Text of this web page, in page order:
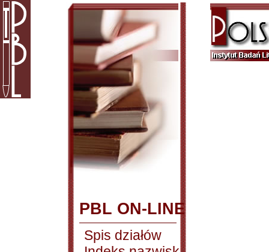
PBL ON-LINE
Spis działów